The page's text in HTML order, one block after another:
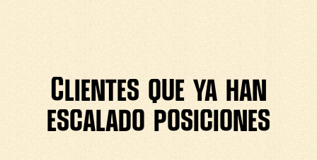
Clientes que ya han
escalado posiciones